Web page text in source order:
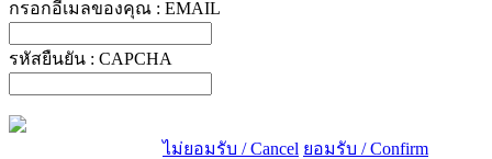
กรอกอีเมลของคุณ : EMAIL
รหัสยืนยัน : CAPCHA
ไม่ยอมรับ / Cancel ยอมรับ / Confirm